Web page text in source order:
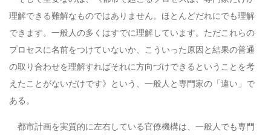
理解できる難解なものではありません。ほとんどだれにでも理解
できます。一般人の多くはすでに理解しています。ただこれらの
プロセスに名前をつけていないか、こういった原因と結果の普通
の取り合わせを理解すればそれに方向づけできるということを考
えたことがないだけです》という、一般人と専門家の「違い」で
ある。
都市計画を実質的に左右している官僚機構は、一般人でも専門